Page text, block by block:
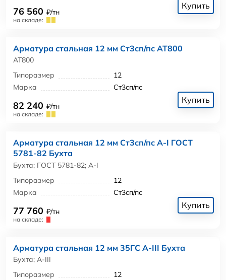
76 560 ₽/тн
на складе:
Купить
Арматура стальная 12 мм Ст3сп/пс АТ800
АТ800
Типоразмер
12
Марка
Ст3сп/пс
82 240 ₽/тн
на складе:
Купить
Арматура стальная 12 мм Ст3сп/пс А-I ГОСТ
5781-82 Бухта
Бухта; ГОСТ 5781-82; А-I
Типоразмер
12
Марка
Ст3сп/пс
77 760 ₽/тн
на складе:
Купить
Арматура стальная 12 мм 35ГС А-III Бухта
Бухта; А-III
Типоразмер
12